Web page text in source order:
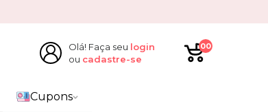
Olá! Faça seu login
ou cadastre-se
00
Cupons